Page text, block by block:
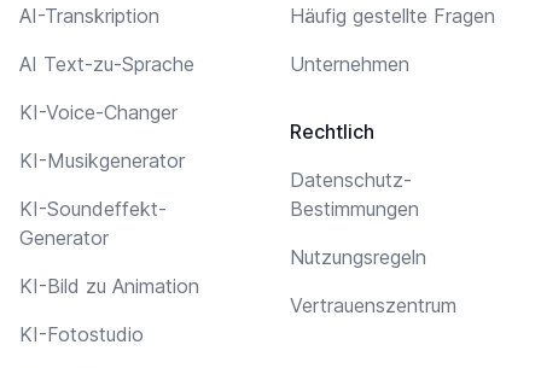
AI-Transkription
AI Text-zu-Sprache
KI-Voice-Changer
KI-Musikgenerator
KI-Soundeffekt-
Generator
KI-Bild zu Animation
KI-Fotostudio
Häufig gestellte Fragen
Unternehmen
Rechtlich
Datenschutz-
Bestimmungen
Nutzungsregeln
Vertrauenszentrum